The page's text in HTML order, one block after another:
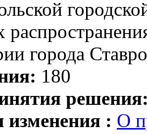
города
180
изменения : О